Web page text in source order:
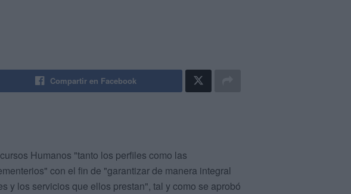
Compartir en Facebook
Humanos "tanto los perfiles como las
con el fin de "garantizar de manera integral
y los servicios que ellos prestan", tal y como se aprobó